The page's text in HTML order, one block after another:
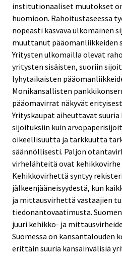
institutionaaliset muutokset
huomioon. Rahoitustaseessa
nopeasti kasvava ulkomainen
muuttanut pääomanliikkeiden
Yritysten ulkomailla olevat
yritysten sisäisten, suoriin
lyhytaikaisten
Monikansallisten
pääomavirrat näkyvät
Yrityskaupat aiheuttavat
sijoituksiin kuin
oikeellisuutta ja tarkkuutta
säännöllisesti. Paljon
virhelähteitä ovat
Kehikkovirhettä syntyy
jälkeenjääneisyydestä, kun
ja mittausvirhettä vastaajien
tiedonantovaatimusta.
juuri kehikko- ja
Suomessa on kansantalouden
erittäin suuria kansainvälisiä